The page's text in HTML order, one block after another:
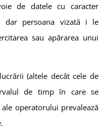
de datele cu caracter
dar persoana vizată i le
sau apărarea unui
(altele decât cele de
de timp în care se
operatorului prevalează